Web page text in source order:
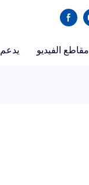
يدعم مقاطع الفيديو